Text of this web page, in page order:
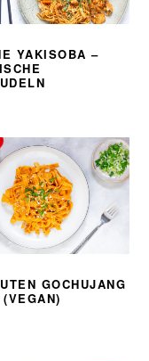
YAKISOBA –
GOCHUJANG